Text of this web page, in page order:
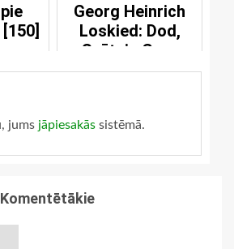
Georg Heinrich
Loskied: Dod,
Svētais Gars
jums jāpiesakās sistēmā.
Komentētākie